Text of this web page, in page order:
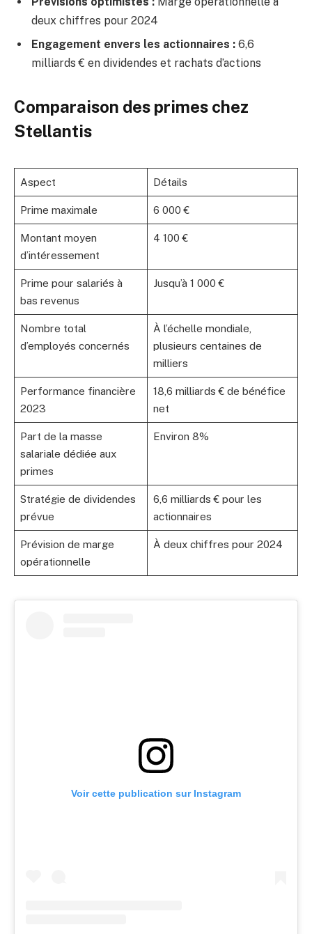
deux chiffres pour 2024
Engagement envers les actionnaires : 6,6
milliards € en dividendes et rachats d’actions
Comparaison des primes chez
Stellantis
Aspect Détails
Prime maximale 6 000 €
Montant moyen
d’intéressement
4 100 €
Prime pour salariés à
bas revenus
Jusqu’à 1 000 €
Nombre total
d’employés concernés
À l’échelle mondiale,
plusieurs centaines de
milliers
Performance financière
2023
18,6 milliards € de bénéfice
net
Part de la masse
salariale dédiée aux
primes
Environ 8%
Stratégie de dividendes
prévue
6,6 milliards € pour les
actionnaires
Prévision de marge
opérationnelle
À deux chiffres pour 2024
Voir cette publication sur Instagram